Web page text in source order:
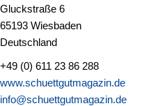
Gluckstraße 6
65193 Wiesbaden
Deutschland
+49 (0) 611 23 86 288
www.schuettgutmagazin.de
info@schuettgutmagazin.de